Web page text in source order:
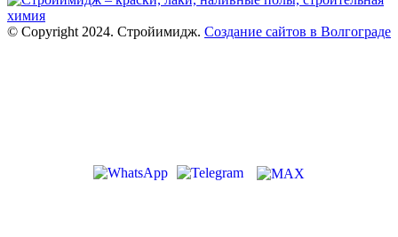
© Copyright 2024. Стройимидж. Создание сайтов в Волгограде